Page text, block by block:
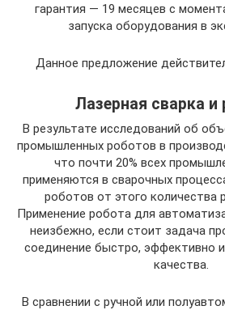
гарантия — 19 месяцев с
запуска оборудования в
Данное предложение
Лазерная сварка и
В результате исследований об
промышленных роботов в
что почти 20% всех
применяются в сварочных
роботов от этого количества
Применение робота для
неизбежно, если стоит задача
соединение быстро, эффективно
качества.
В сравнении с ручной или